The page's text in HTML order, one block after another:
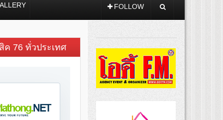
FOLLOW
ค 76 ทั่วประเทศ